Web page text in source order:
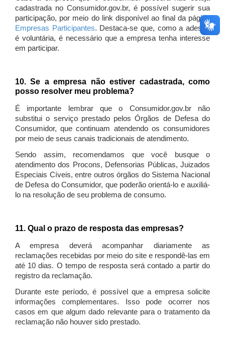
cadastrada no Consumidor.gov.br, é possível sugerir sua
participação, por meio do link disponível ao final da página
Empresas Participantes. Destaca-se que, como a adesão
é voluntária, é necessário que a empresa tenha interesse
em participar.
10. Se a empresa não estiver cadastrada, como
posso resolver meu problema?
É importante lembrar que o Consumidor.gov.br não
substitui o serviço prestado pelos Órgãos de Defesa do
Consumidor, que continuam atendendo os consumidores
por meio de seus canais tradicionais de atendimento.
Sendo assim, recomendamos que você busque o
atendimento dos Procons, Defensorias Públicas, Juizados
Especiais Cíveis, entre outros órgãos do Sistema Nacional
de Defesa do Consumidor, que poderão orientá-lo e auxiliá-
lo na resolução de seu problema de consumo.
11. Qual o prazo de resposta das empresas?
A empresa deverá acompanhar diariamente as
reclamações recebidas por meio do site e respondê-las em
até 10 dias. O tempo de resposta será contado a partir do
registro da reclamação.
Durante este período, é possível que a empresa solicite
informações complementares. Isso pode ocorrer nos
casos em que algum dado relevante para o tratamento da
reclamação não houver sido prestado.